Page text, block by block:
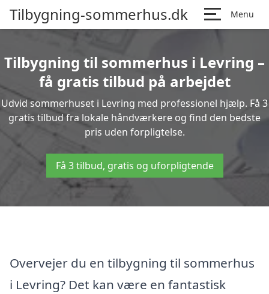
Tilbygning-sommerhus.dk Menu
Tilbygning til sommerhus i Levring –
få gratis tilbud på arbejdet
Udvid sommerhuset i Levring med professionel hjælp. Få 3
gratis tilbud fra lokale håndværkere og find den bedste
pris uden forpligtelse.
Få 3 tilbud, gratis og uforpligtende
Overvejer du en tilbygning til sommerhus
i Levring? Det kan være en fantastisk